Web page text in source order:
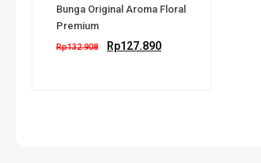
Bunga Original Aroma Floral
Premium
Rp132.908 Rp127.890